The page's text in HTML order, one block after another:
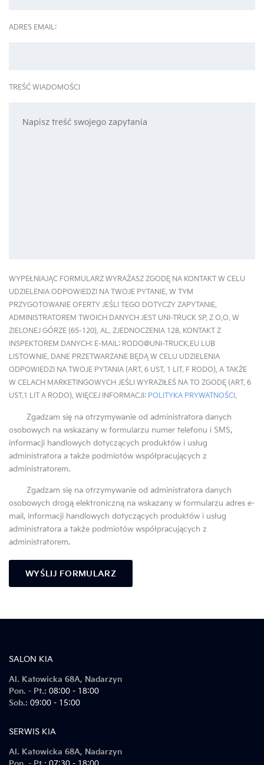
ADRES EMAIL:
TREŚĆ WIADOMOŚCI
WYPEŁNIAJĄC FORMULARZ WYRAŻASZ ZGODĘ NA KONTAKT W CELU
UDZIELENIA ODPOWIEDZI NA TWOJE PYTANIE, W TYM
PRZYGOTOWANIE OFERTY JEŚLI TEGO DOTYCZY ZAPYTANIE.
ADMINISTRATOREM TWOICH DANYCH JEST UNI-TRUCK SP. Z O.O. W
ZIELONEJ GÓRZE (65-120), AL. ZJEDNOCZENIA 128. KONTAKT Z
INSPEKTOREM DANYCH: E-MAIL: RODO@UNI-TRUCK.EU LUB
LISTOWNIE. DANE PRZETWARZANE BĘDĄ W CELU UDZIELENIA
ODPOWIEDZI NA TWOJE PYTANIA (ART. 6 UST. 1 LIT. F RODO), A TAKŻE
W CELACH MARKETINGOWYCH JEŚLI WYRAZIŁEŚ NA TO ZGODĘ (ART. 6
UST.1 LIT A RODO). WIĘCEJ INFORMACJI: POLITYKA PRYWATNOŚCI.
Zgadzam się na otrzymywanie od administratora danych
osobowych na wskazany w formularzu numer telefonu i SMS,
informacji handlowych dotyczących produktów i usług
administratora a także podmiotów współpracujących z
administratorem.
Zgadzam się na otrzymywanie od administratora danych
osobowych drogą elektroniczną na wskazany w formularzu adres e-
mail, informacji handlowych dotyczących produktów i usług
administratora a także podmiotów współpracujących z
administratorem.
SALON KIA
Al. Katowicka 68A, Nadarzyn
Pon. - Pt.: 08:00 - 18:00
Sob.: 09:00 - 15:00
SERWIS KIA
Al. Katowicka 68A, Nadarzyn